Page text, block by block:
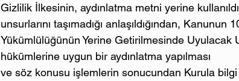
Gizlilik İlkesinin, aydınlatma metni yerine
unsurlarını taşımadığı anlaşıldığından,
Yükümlülüğünün Yerine Getirilmesinde Uyulacak
hükümlerine uygun bir aydınlatma yapılması
ve söz konusu işlemlerin sonucundan Kurula